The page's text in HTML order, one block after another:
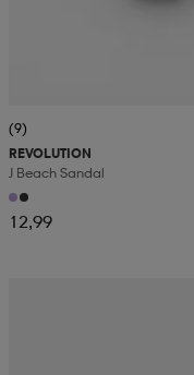
(9)
REVOLUTION
J Beach Sandal
12,99